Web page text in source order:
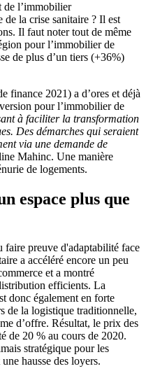
de l’immobilier
de la crise sanitaire ? Il est
Il faut noter tout de même
pour l’immobilier de
de plus d’un tiers (+36%)
finance 2021) a d’ores et déjà
pour l’immobilier de
à faciliter la transformation
Des démarches qui seraient
via une demande de
Mahinc. Une manière
de logements.
espace plus que
faire preuve d'adaptabilité face
a accéléré encore un peu
et a montré
efficients. La
donc également en forte
de la logistique traditionnelle,
d’offre. Résultat, le prix des
de 20 % au cours de 2020.
stratégique pour les
hausse des loyers.